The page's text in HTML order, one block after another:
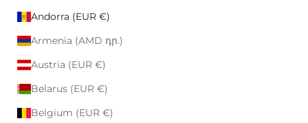
Andorra (EUR €)
Armenia (AMD դր.)
Austria (EUR €)
Belarus (EUR €)
Belgium (EUR €)